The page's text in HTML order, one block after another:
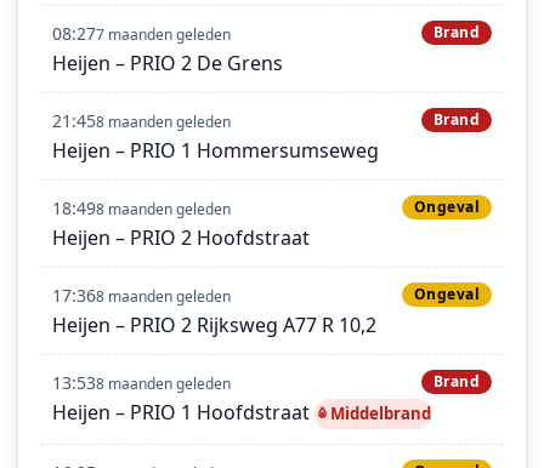
08:277 maanden geleden Brand
Heijen – PRIO 2 De Grens
21:458 maanden geleden Brand
Heijen – PRIO 1 Hommersumseweg
18:498 maanden geleden Ongeval
Heijen – PRIO 2 Hoofdstraat
17:368 maanden geleden Ongeval
Heijen – PRIO 2 Rijksweg A77 R 10,2
13:538 maanden geleden Brand
Heijen – PRIO 1 Hoofdstraat Middelbrand